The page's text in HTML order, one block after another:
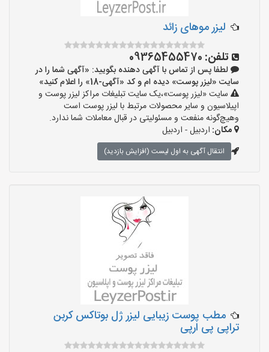
لیزر موهای زائد
تلفن: 09365455470
لطفا پس از تماس با آگهی دهنده بگویید: «آگهی شما را در
سایت «لیزر پوست» دیده ام و کد «آگهی-18» را اعلام کنید»
سایت «لیزر پوست»،یک سایت تبلیغات مراکز لیزر پوست و
اپیلاسیون و سایر محصولات مرتبط با لیزر پوست است
وهیچ‌گونه منفعت و مسئولیتی در قبال معاملات شما ندارد.
مکان: اردبیل - اردبیل
انتقال آگهی به اول لیست (افزایش بازدید)
مطب پوست زیبایی لیزر ژل بوتاکس کربن
تراپی پی ارپی